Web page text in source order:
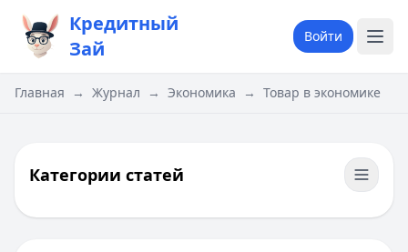
Кредитный
Зай
Войти
Главная → Журнал → Экономика → Товар в экономике
Категории статей